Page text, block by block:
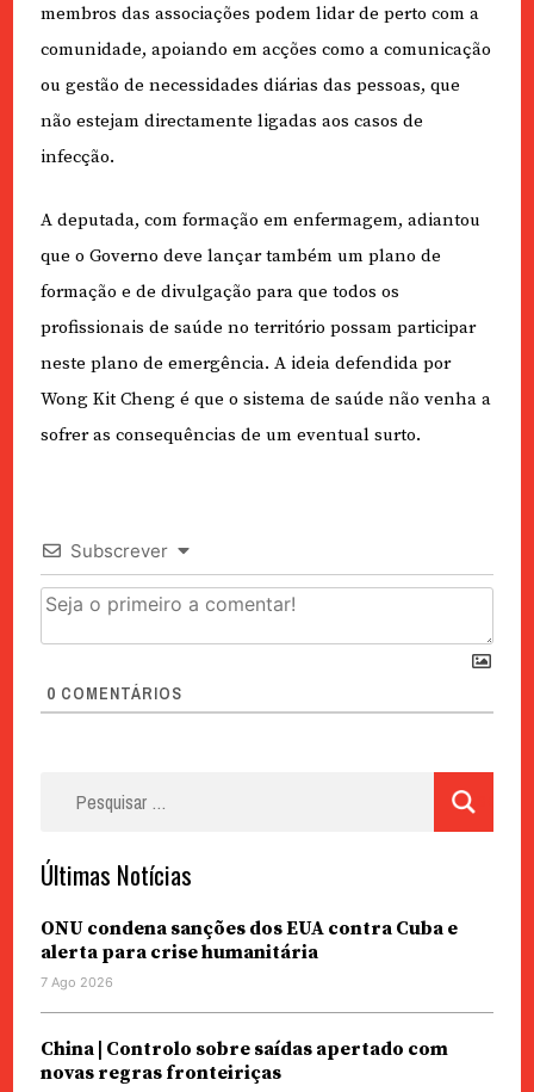
membros das associações podem lidar de perto com a
comunidade, apoiando em acções como a comunicação
ou gestão de necessidades diárias das pessoas, que
não estejam directamente ligadas aos casos de
infecção.
A deputada, com formação em enfermagem, adiantou
que o Governo deve lançar também um plano de
formação e de divulgação para que todos os
profissionais de saúde no território possam participar
neste plano de emergência. A ideia defendida por
Wong Kit Cheng é que o sistema de saúde não venha a
sofrer as consequências de um eventual surto.
Subscrever
0 COMENTÁRIOS
Últimas Notícias
ONU condena sanções dos EUA contra Cuba e
alerta para crise humanitária
7 Ago 2026
China | Controlo sobre saídas apertado com
novas regras fronteiriças